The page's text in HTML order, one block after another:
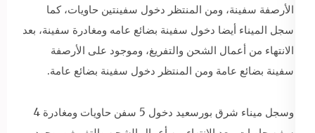
الأرصفة سفينة، ومن المنتظر دخول سفينتين حاويات، كما
سجل الميناء أيضا دخول سفينة بضائع عامه ومغادرة سفينة، بعد
الانتهاء من أعمال الشحن والتفريغ، وموجود على الأرصفة
سفينة بضائع عامة ومن المنتظر دخول سفينة بضائع عامة.
وسجل ميناء شرق بورسعيد دخول 5 سفن حاويات ومغادرة 4